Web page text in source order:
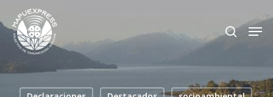
to
main
content
search
Close